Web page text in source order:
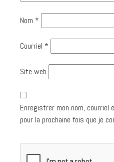
Nom *
Courriel *
Site web
Enregistrer mon nom,
pour la prochaine fois que je